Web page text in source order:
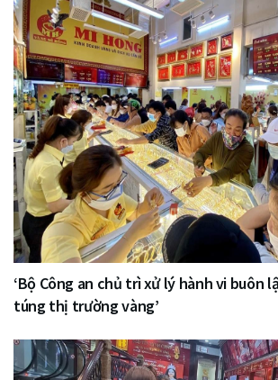
‘Bộ Công an chủ trì xử lý hành vi buôn
túng thị trường vàng’